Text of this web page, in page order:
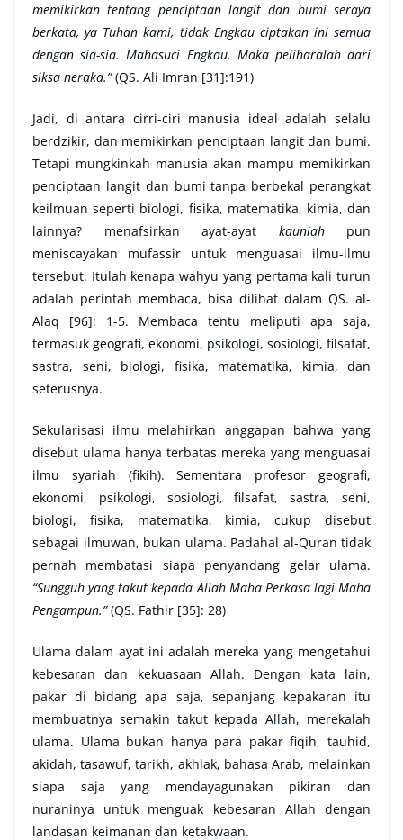
memikirkan tentang penciptaan langit dan bumi seraya
berkata, ya Tuhan kami, tidak Engkau ciptakan ini semua
dengan sia-sia. Mahasuci Engkau. Maka peliharalah dari
siksa neraka.”(QS. Ali Imran [31]:191)
Jadi, di antara cirri-ciri manusia ideal adalah selalu
berdzikir, dan memikirkan penciptaan langit dan bumi.
Tetapi mungkinkah manusia akan mampu memikirkan
penciptaan langit dan bumi tanpa berbekal perangkat
keilmuan seperti biologi, fisika, matematika, kimia, dan
lainnya? menafsirkan ayat-ayat kauniahpun
meniscayakan mufassir untuk menguasai ilmu-ilmu
tersebut. Itulah kenapa wahyu yang pertama kali turun
adalah perintah membaca, bisa dilihat dalam QS. al-
Alaq [96]: 1-5. Membaca tentu meliputi apa saja,
termasuk geografi, ekonomi, psikologi, sosiologi, filsafat,
sastra, seni, biologi, fisika, matematika, kimia, dan
seterusnya.
Sekularisasi ilmu melahirkan anggapan bahwa yang
disebut ulama hanya terbatas mereka yang menguasai
ilmu syariah (fikih). Sementara profesor geografi,
ekonomi, psikologi, sosiologi, filsafat, sastra, seni,
biologi, fisika, matematika, kimia, cukup disebut
sebagai ilmuwan, bukan ulama. Padahal al-Quran tidak
pernah membatasi siapa penyandang gelar ulama.
“Sungguh yang takut kepada Allah Maha Perkasa lagi Maha
Pengampun.”(QS. Fathir [35]: 28)
Ulama dalam ayat ini adalah mereka yang mengetahui
kebesaran dan kekuasaan Allah. Dengan kata lain,
pakar di bidang apa saja, sepanjang kepakaran itu
membuatnya semakin takut kepada Allah, merekalah
ulama. Ulama bukan hanya para pakar fiqih, tauhid,
akidah, tasawuf, tarikh, akhlak, bahasa Arab, melainkan
siapa saja yang mendayagunakan pikiran dan
nuraninya untuk menguak kebesaran Allah dengan
landasan keimanan dan ketakwaan.